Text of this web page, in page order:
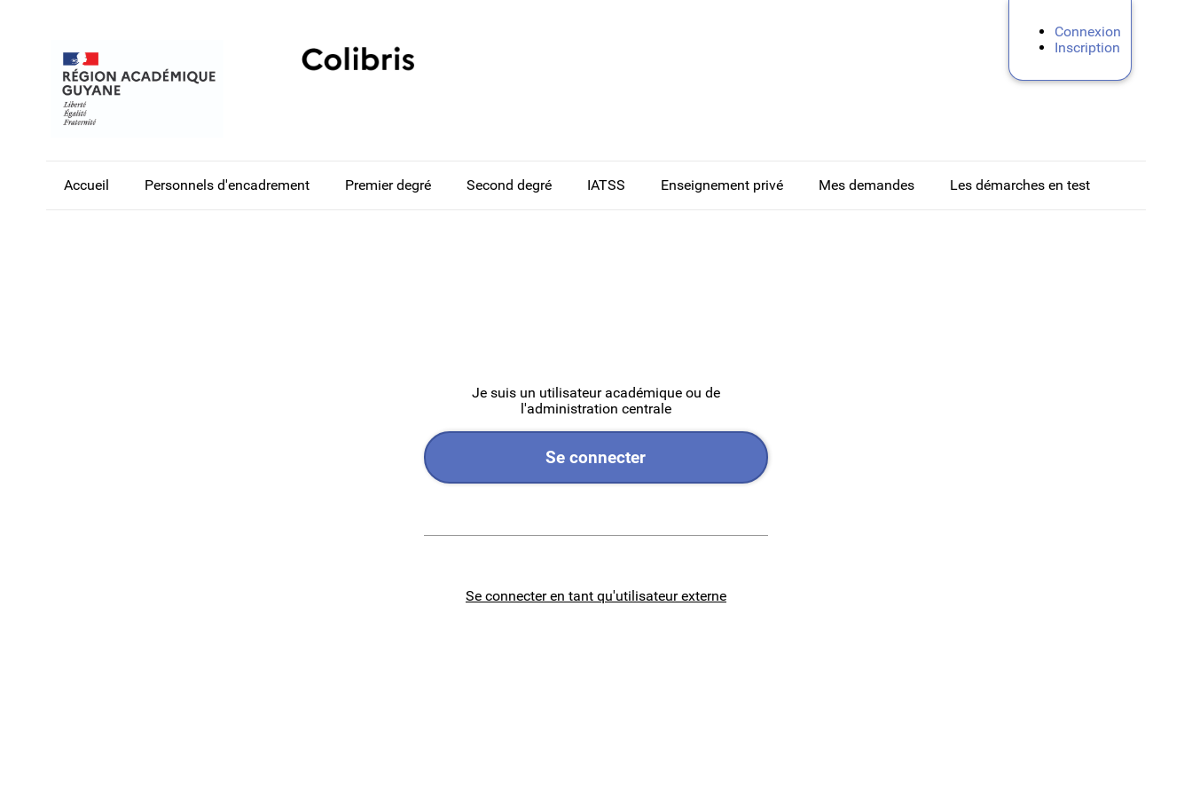
Connexion
Inscription
Accueil Personnels d'encadrement Premier degré Second degré IATSS Enseignement privé Mes demandes Les démarches en test
Je suis un utilisateur académique ou de
l'administration centrale
Se connecter
Se connecter en tant qu'utilisateur externe